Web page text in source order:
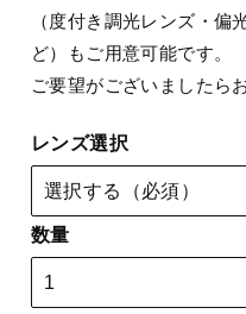
（度付き調光レンズ・偏
ど）もご用意可能です。
ご要望がございましたら
レンズ選択
数量